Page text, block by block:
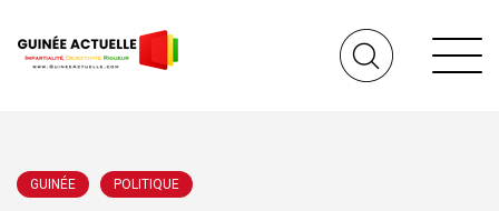
GUINÉE POLITIQUE